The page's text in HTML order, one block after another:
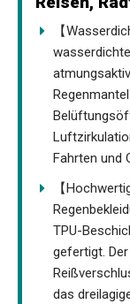
【
Fahrten und
【
TPU-
gefertigt.
das